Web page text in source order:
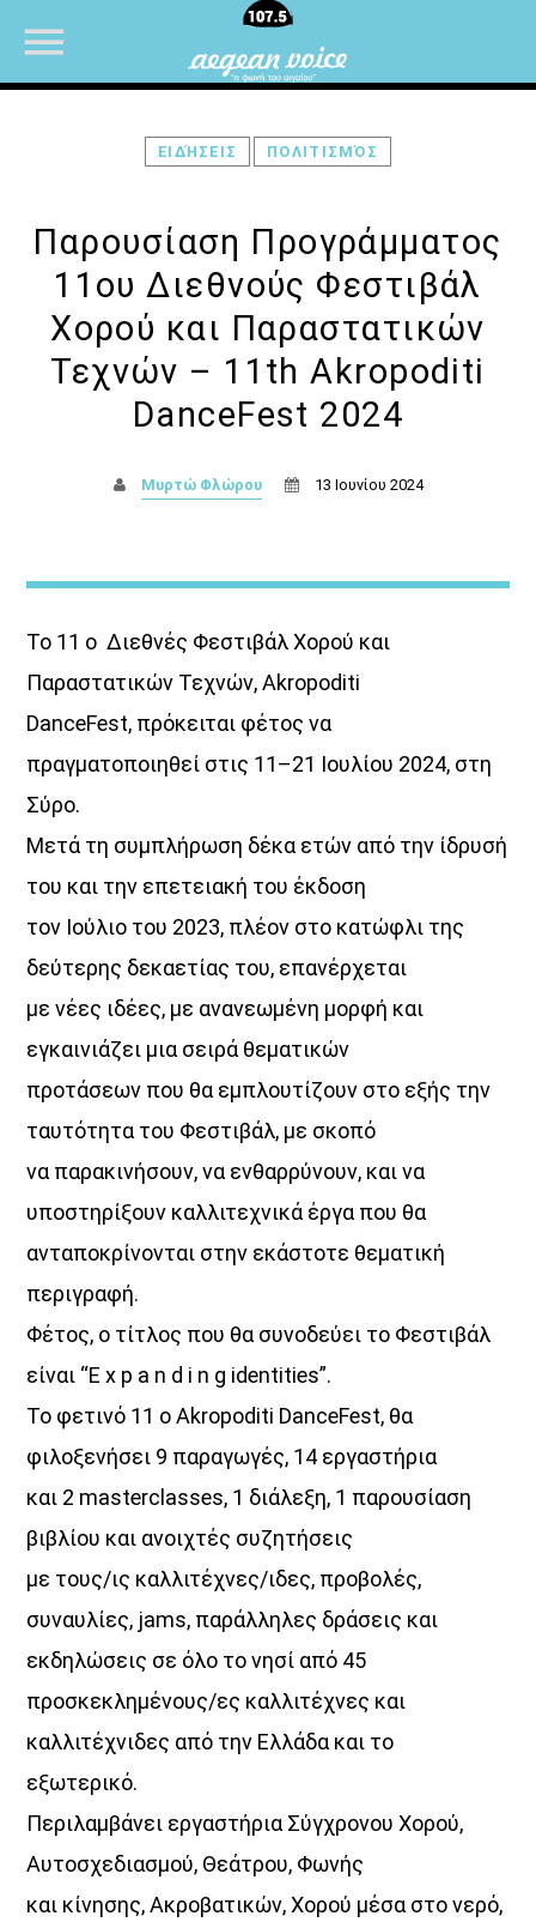
Όταν τα μικρόφωνα ξεκουράζονται…
η μουσική παίρνει τον λόγο.
Ο Aegean Voice 107.5 συνεχίζει να σας κρατά συντροφιά
και μουσικές επιλογές για κάθε στιγμή της ημέρας.
Χαλαρώστε, ταξιδέψτε, ανεβάστε ένταση
και μείνετε συντονισμένοι στη συχνότητα
Ένωσης Αγροτικών Συναιτερισμών Νάξου
Discover More
UPCOMING SHOWS
Θεμα Υγειας
ΜΟΥΣΙΚΗ
16:00
18:00
ΕΙΔΉΣΕΙΣ ΠΟΛΙΤΙΣΜΌΣ
Παρουσίαση Προγράμματος
11ου Διεθνούς Φεστιβάλ
Χορού και Παραστατικών
Τεχνών – 11th Akropoditi
DanceFest 2024
Μυρτώ Φλώρου 13 Ιουνίου 2024
Το 11 ο Διεθνές Φεστιβάλ Χορού και
Παραστατικών Τεχνών, Akropoditi
DanceFest, πρόκειται φέτος να
πραγματοποιηθεί στις 11–21 Ιουλίου 2024, στη
Σύρο.
Μετά τη συμπλήρωση δέκα ετών από την ίδρυσή
του και την επετειακή του έκδοση
τον Ιούλιο του 2023, πλέον στο κατώφλι της
δεύτερης δεκαετίας του, επανέρχεται
με νέες ιδέες, με ανανεωμένη μορφή και
εγκαινιάζει μια σειρά θεματικών
προτάσεων που θα εμπλουτίζουν στο εξής την
ταυτότητα του Φεστιβάλ, με σκοπό
να παρακινήσουν, να ενθαρρύνουν, και να
υποστηρίξουν καλλιτεχνικά έργα που θα
ανταποκρίνονται στην εκάστοτε θεματική
περιγραφή.
Φέτος, ο τίτλος που θα συνοδεύει το Φεστιβάλ
είναι “E x p a n d i n g identities”.
Το φετινό 11 ο Akropoditi DanceFest, θα
φιλοξενήσει 9 παραγωγές, 14 εργαστήρια
και 2 masterclasses, 1 διάλεξη, 1 παρουσίαση
βιβλίου και ανοιχτές συζητήσεις
με τους/ις καλλιτέχνες/ιδες, προβολές,
συναυλίες, jams, παράλληλες δράσεις και
εκδηλώσεις σε όλο το νησί από 45
προσκεκλημένους/ες καλλιτέχνες και
καλλιτέχνιδες από την Ελλάδα και το
εξωτερικό.
Περιλαμβάνει εργαστήρια Σύγχρονου Χορού,
Αυτοσχεδιασμού, Θεάτρου, Φωνής
και κίνησης, Ακροβατικών, Χορού μέσα στο νερό,